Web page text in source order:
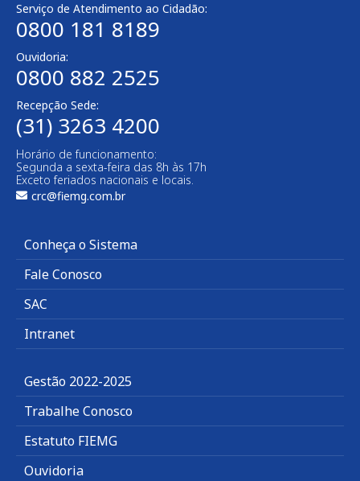
Serviço de Atendimento ao Cidadão:
0800 181 8189
Ouvidoria:
0800 882 2525
Recepção Sede:
(31) 3263 4200
Horário de funcionamento:
Segunda a sexta-feira das 8h às 17h
Exceto feriados nacionais e locais.
crc@fiemg.com.br
Conheça o Sistema
Fale Conosco
SAC
Intranet
Gestão 2022-2025
Trabalhe Conosco
Estatuto FIEMG
Ouvidoria